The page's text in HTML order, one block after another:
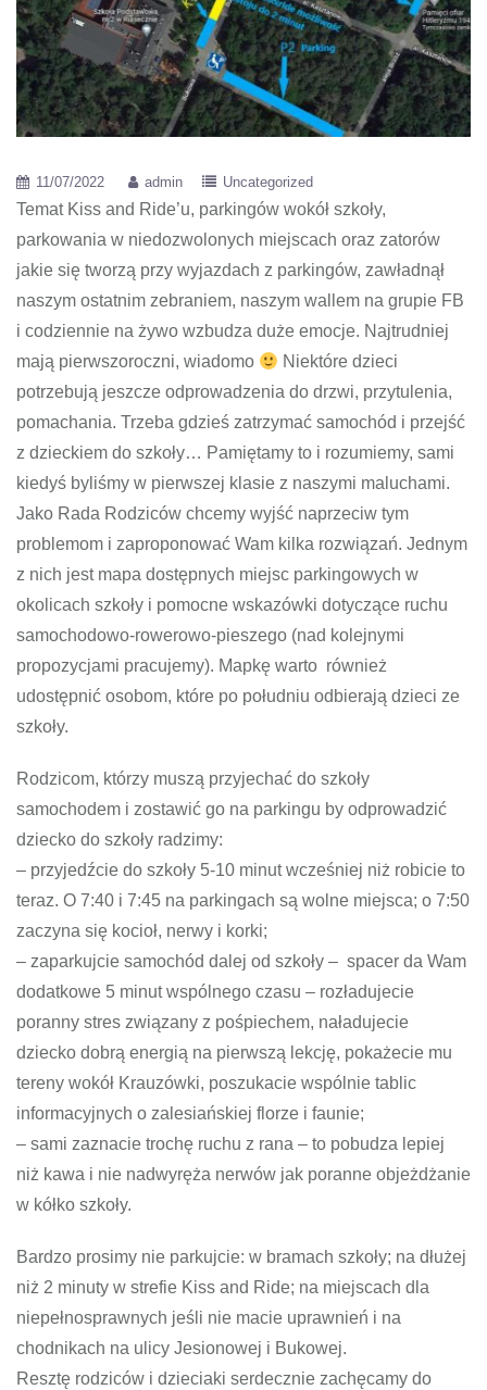
11/07/2022 admin Uncategorized
Temat Kiss and Ride’u, parkingów wokół szkoły,
parkowania w niedozwolonych miejscach oraz zatorów
jakie się tworzą przy wyjazdach z parkingów, zawładnął
naszym ostatnim zebraniem, naszym wallem na grupie FB
i codziennie na żywo wzbudza duże emocje. Najtrudniej
mają pierwszoroczni, wiadomo
Niektóre dzieci
potrzebują jeszcze odprowadzenia do drzwi, przytulenia,
pomachania. Trzeba gdzieś zatrzymać samochód i przejść
z dzieckiem do szkoły… Pamiętamy to i rozumiemy, sami
kiedyś byliśmy w pierwszej klasie z naszymi maluchami.
Jako Rada Rodziców chcemy wyjść naprzeciw tym
problemom i zaproponować Wam kilka rozwiązań. Jednym
z nich jest mapa dostępnych miejsc parkingowych w
okolicach szkoły i pomocne wskazówki dotyczące ruchu
samochodowo-rowerowo-pieszego (nad kolejnymi
propozycjami pracujemy). Mapkę warto również
udostępnić osobom, które po południu odbierają dzieci ze
szkoły.
Rodzicom, którzy muszą przyjechać do szkoły
samochodem i zostawić go na parkingu by odprowadzić
dziecko do szkoły radzimy:
– przyjedźcie do szkoły 5-10 minut wcześniej niż robicie to
teraz. O 7:40 i 7:45 na parkingach są wolne miejsca; o 7:50
zaczyna się kocioł, nerwy i korki;
– zaparkujcie samochód dalej od szkoły – spacer da Wam
dodatkowe 5 minut wspólnego czasu – rozładujecie
poranny stres związany z pośpiechem, naładujecie
dziecko dobrą energią na pierwszą lekcję, pokażecie mu
tereny wokół Krauzówki, poszukacie wspólnie tablic
informacyjnych o zalesiańskiej florze i faunie;
– sami zaznacie trochę ruchu z rana – to pobudza lepiej
niż kawa i nie nadwyręża nerwów jak poranne objeżdżanie
w kółko szkoły.
Bardzo prosimy nie parkujcie: w bramach szkoły; na dłużej
niż 2 minuty w strefie Kiss and Ride; na miejscach dla
niepełnosprawnych jeśli nie macie uprawnień i na
chodnikach na ulicy Jesionowej i Bukowej.
Resztę rodziców i dzieciaki serdecznie zachęcamy do